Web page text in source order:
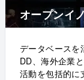
オープンイ
データベースを
DD、海外企業
活動を包括的に